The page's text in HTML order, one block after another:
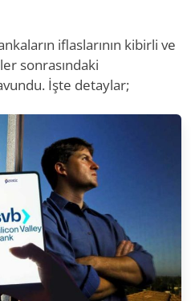
iflaslarının kibirli ve
sonrasındaki
İşte detaylar;